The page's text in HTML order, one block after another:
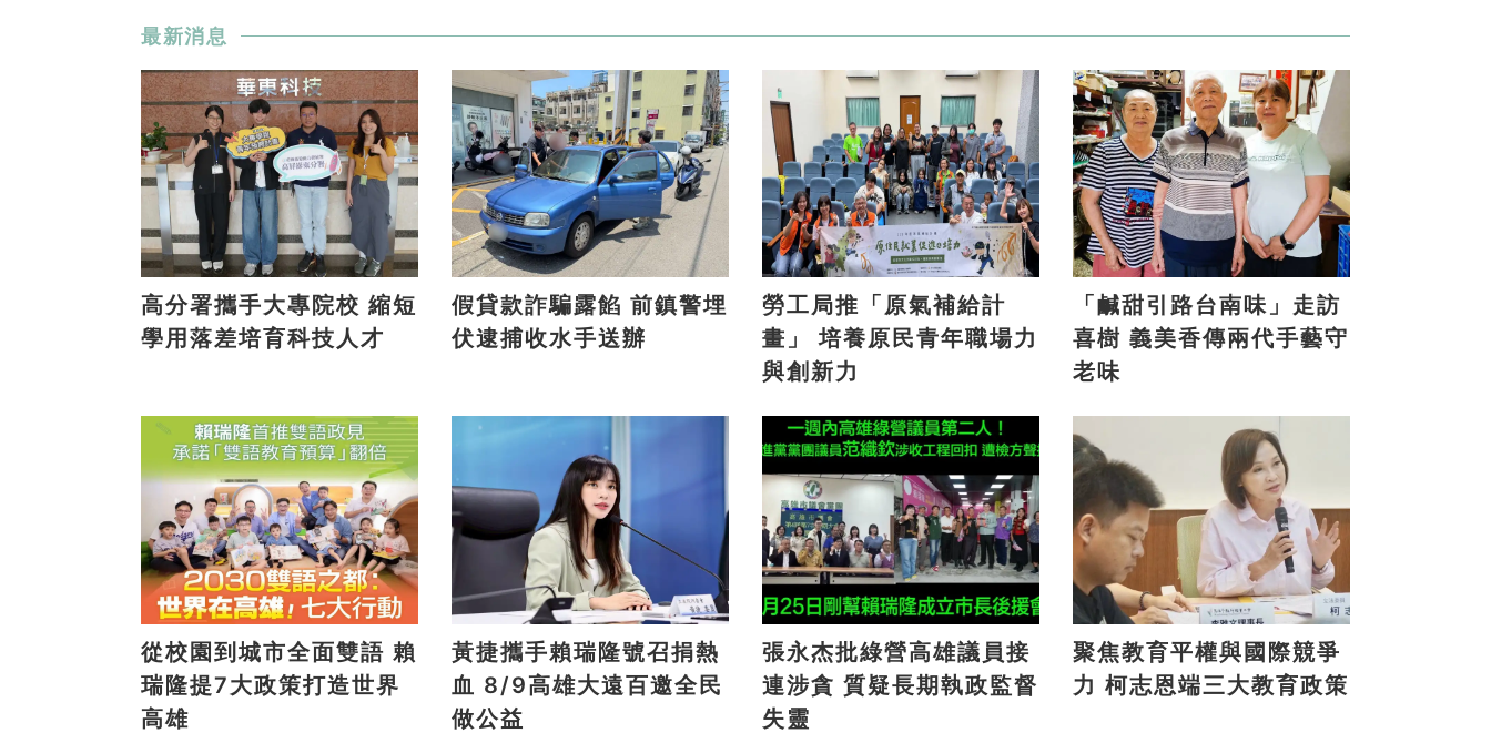
最新消息
高分署攜手大專院校 縮短
學用落差培育科技人才
假貸款詐騙露餡 前鎮警埋
伏逮捕收水手送辦
勞工局推「原氣補給計
畫」 培養原民青年職場力
與創新力
「鹹甜引路台南味」走訪
喜樹 義美香傳兩代手藝守
老味
從校園到城市全面雙語 賴
瑞隆提7大政策打造世界
高雄
黃捷攜手賴瑞隆號召捐熱
血 8/9高雄大遠百邀全民
做公益
張永杰批綠營高雄議員接
連涉貪 質疑長期執政監督
失靈
聚焦教育平權與國際競爭
力 柯志恩端三大教育政策